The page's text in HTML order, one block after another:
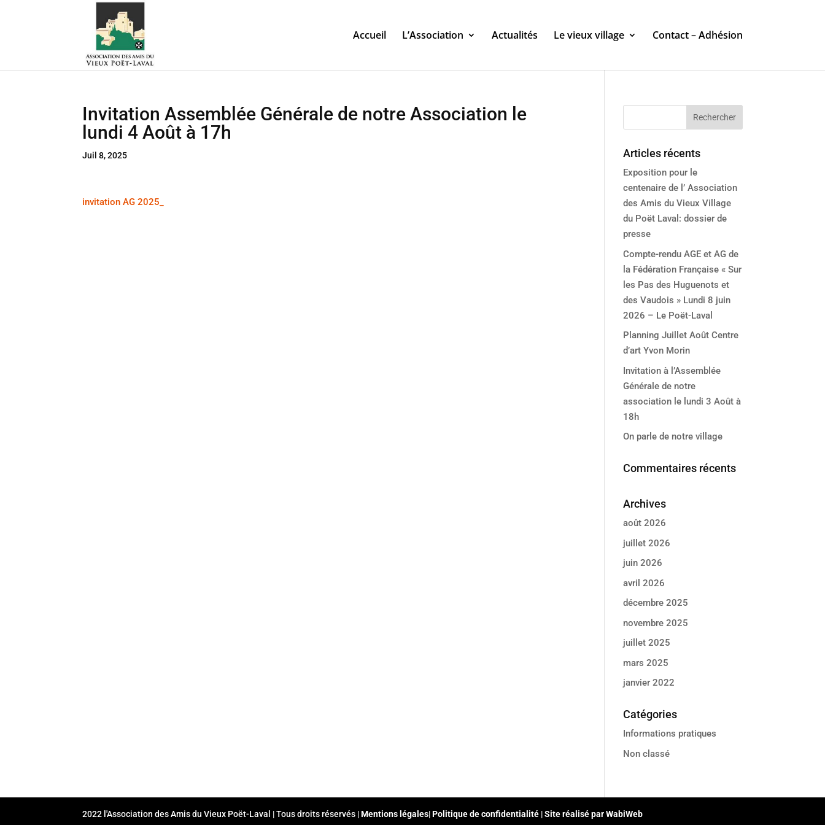
Accueil L’Association Actualités Le vieux village Contact – Adhésion
Invitation Assemblée Générale de notre Association le
lundi 4 Août à 17h
Juil 8, 2025
invitation AG 2025_
Articles récents
Exposition pour le
centenaire de l’ Association
des Amis du Vieux Village
du Poët Laval: dossier de
presse
Compte-rendu AGE et AG de
la Fédération Française « Sur
les Pas des Huguenots et
des Vaudois » Lundi 8 juin
2026 – Le Poët-Laval
Planning Juillet Août Centre
d’art Yvon Morin
Invitation à l’Assemblée
Générale de notre
association le lundi 3 Août à
18h
On parle de notre village
Commentaires récents
Archives
août 2026
juillet 2026
juin 2026
avril 2026
décembre 2025
novembre 2025
juillet 2025
mars 2025
janvier 2022
Catégories
Informations pratiques
Non classé
2022 l'Association des Amis du Vieux Poët-Laval | Tous droits réservés |Mentions légales|Politique de confidentialité |Site réalisé par WabiWeb